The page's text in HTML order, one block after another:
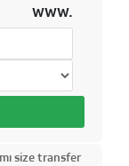
www.
size transfer